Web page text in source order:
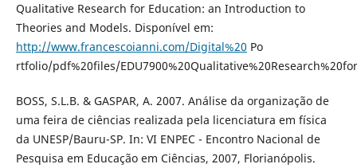
Qualitative Research for Education: an Introduction to
Theories and Models. Disponível em:
http://www.francescoianni.com/Digital%20 Po
rtfolio/pdf%20files/
BOSS, S.L.B. & GASPAR, A. 2007. Análise da organização de
uma feira de ciências realizada pela licenciatura em física
da UNESP/Bauru-SP. In: VI ENPEC - Encontro Nacional de
Pesquisa em Educação em Ciências, 2007, Florianópolis.